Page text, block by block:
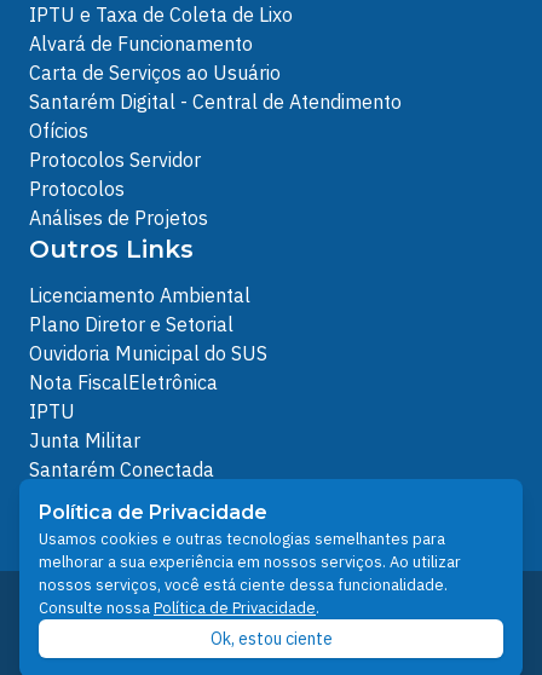
IPTU e Taxa de Coleta de Lixo
Alvará de Funcionamento
Carta de Serviços ao Usuário
Santarém Digital - Central de Atendimento
Ofícios
Protocolos Servidor
Protocolos
Análises de Projetos
Outros Links
Licenciamento Ambiental
Plano Diretor e Setorial
Ouvidoria Municipal do SUS
Nota FiscalEletrônica
IPTU
Junta Militar
Santarém Conectada
Política de Privacidade
People illustrations by Storyset
Desenvolvido pelo Núcleo Técnico de Gestão de
Tecnologia da Informação - NTI
Prefeitura de Santarém © 2026
Política de Privacidade
Usamos cookies e outras tecnologias semelhantes para
melhorar a sua experiência em nossos serviços. Ao utilizar
nossos serviços, você está ciente dessa funcionalidade.
Consulte nossaPolítica de Privacidade.
Ok, estou ciente